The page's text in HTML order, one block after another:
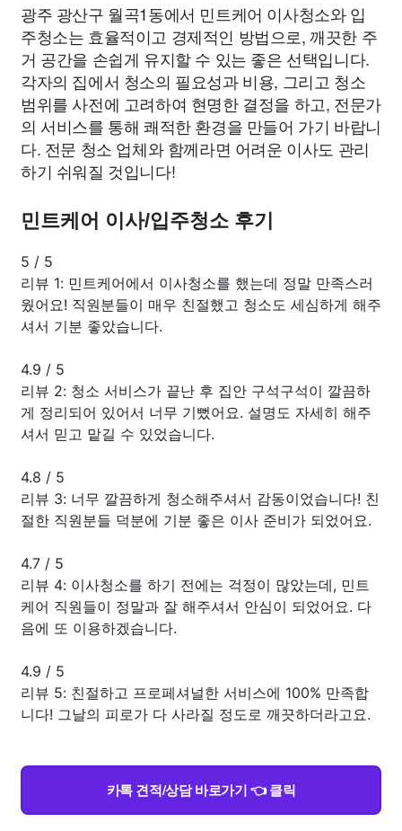
광주 광산구 월곡1동에서 민트케어 이사청소와 입
주청소는 효율적이고 경제적인 방법으로, 깨끗한 주
거 공간을 손쉽게 유지할 수 있는 좋은 선택입니다.
각자의 집에서 청소의 필요성과 비용, 그리고 청소
범위를 사전에 고려하여 현명한 결정을 하고, 전문가
의 서비스를 통해 쾌적한 환경을 만들어 가기 바랍니
다. 전문 청소 업체와 함께라면 어려운 이사도 관리
하기 쉬워질 것입니다!
민트케어 이사/입주청소 후기
5 / 5
리뷰 1: 민트케어에서 이사청소를 했는데 정말 만족스러
웠어요! 직원분들이 매우 친절했고 청소도 세심하게 해주
셔서 기분 좋았습니다.
4.9 / 5
리뷰 2: 청소 서비스가 끝난 후 집안 구석구석이 깔끔하
게 정리되어 있어서 너무 기뻤어요. 설명도 자세히 해주
셔서 믿고 맡길 수 있었습니다.
4.8 / 5
리뷰 3: 너무 깔끔하게 청소해주셔서 감동이었습니다! 친
절한 직원분들 덕분에 기분 좋은 이사 준비가 되었어요.
4.7 / 5
리뷰 4: 이사청소를 하기 전에는 걱정이 많았는데, 민트
케어 직원들이 정말과 잘 해주셔서 안심이 되었어요. 다
음에 또 이용하겠습니다.
4.9 / 5
리뷰 5: 친절하고 프로페셔널한 서비스에 100% 만족합
니다! 그날의 피로가 다 사라질 정도로 깨끗하더라고요.
카톡 견적/상담 바로가기 👈 클릭